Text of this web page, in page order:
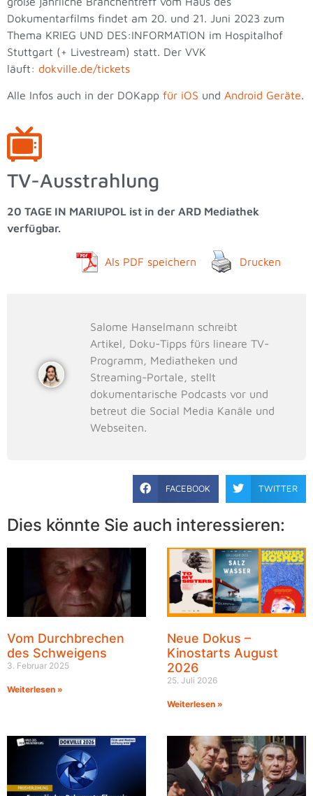
Dokumentarfilms findet am 20. und 21. Juni 2023 zum
Thema KRIEG UND DES:INFORMATION im Hospitalhof
Stuttgart (+ Livestream) statt. Der VVK
läuft: dokville.de/tickets
Alle Infos auch in der DOKapp für iOS und Android Geräte.
TV-Ausstrahlung
20 TAGE IN MARIUPOL ist in der ARD Mediathek
verfügbar.
Als PDF speichern Drucken
Salome Hanselmann schreibt
Artikel, Doku-Tipps fürs lineare TV-
Programm, Mediatheken und
Streaming-Portale, stellt
dokumentarische Podcasts vor und
betreut die Social Media Kanäle und
Webseiten.
FACEBOOK TWITTER
Dies könnte Sie auch interessieren:
Vom Durchbrechen
des Schweigens
3. Februar 2025
Weiterlesen »
Neue Dokus –
Kinostarts August
2026
25. Juli 2026
Weiterlesen »